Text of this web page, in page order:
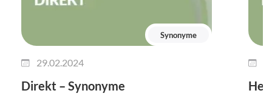
Synonyme
29.02.2024
Direkt – Synonyme